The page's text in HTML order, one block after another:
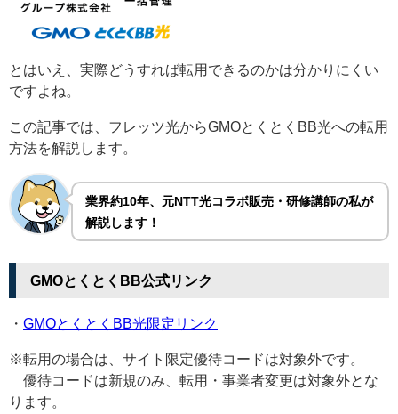
とはいえ、実際どうすれば転用できるのかは分かりにくい
ですよね。
この記事では、フレッツ光からGMOとくとくBB光への転用
方法を解説します。
業界約10年、元NTT光コラボ販売・研修講師の私が
解説します！
GMOとくとくBB公式リンク
・ GMOとくとくBB光限定リンク
※転用の場合は、サイト限定優待コードは対象外です。
優待コードは新規のみ、転用・事業者変更は対象外とな
ります。